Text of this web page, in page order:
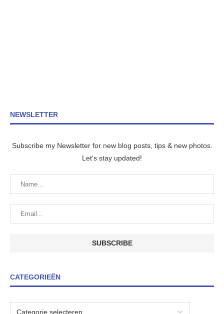
NEWSLETTER
Subscribe my Newsletter for new blog posts, tips & new photos.
Let's stay updated!
CATEGORIEËN